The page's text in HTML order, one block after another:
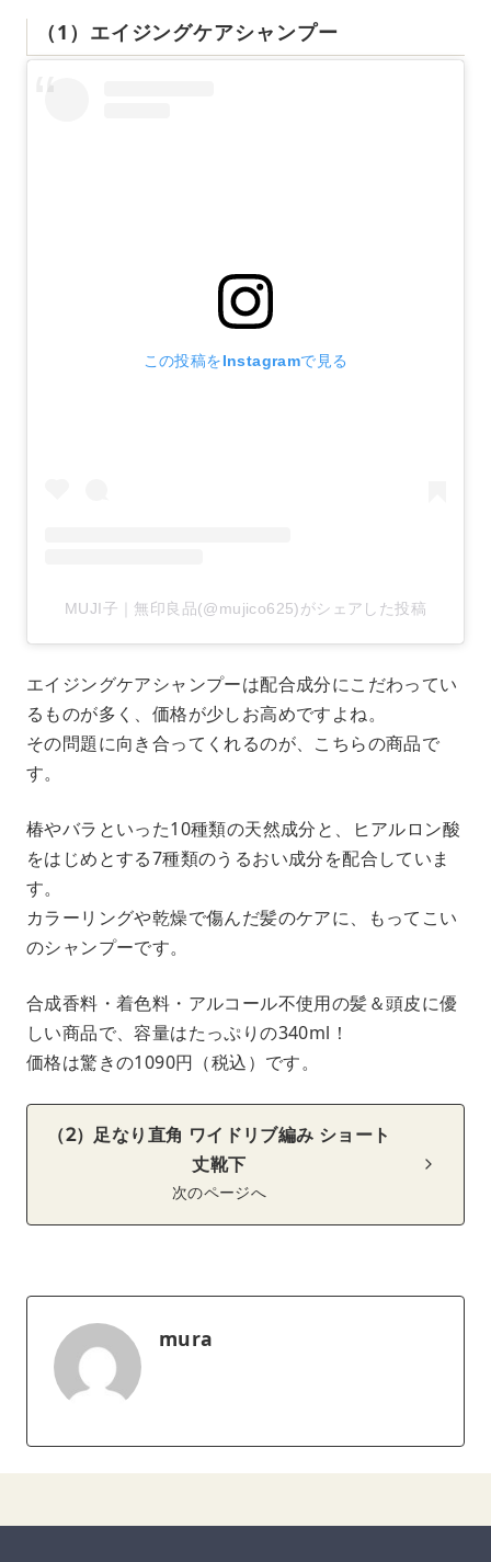
（1）エイジングケアシャンプー
この投稿をInstagramで見る
MUJI子｜無印良品(@mujico625)がシェアした投稿
エイジングケアシャンプーは配合成分にこだわってい
るものが多く、価格が少しお高めですよね。
その問題に向き合ってくれるのが、こちらの商品で
す。
椿やバラといった10種類の天然成分と、ヒアルロン酸
をはじめとする7種類のうるおい成分を配合していま
す。
カラーリングや乾燥で傷んだ髪のケアに、もってこい
のシャンプーです。
合成香料・着色料・アルコール不使用の髪＆頭皮に優
しい商品で、容量はたっぷりの340ml！
価格は驚きの1090円（税込）です。
（2）足なり直角 ワイドリブ編み ショート
丈靴下
次のページへ
mura